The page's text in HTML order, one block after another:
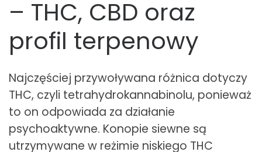
– THC, CBD oraz
profil terpenowy
Najczęściej przywoływana różnica dotyczy
THC, czyli tetrahydrokannabinolu, ponieważ
to on odpowiada za działanie
psychoaktywne. Konopie siewne są
utrzymywane w reżimie niskiego THC